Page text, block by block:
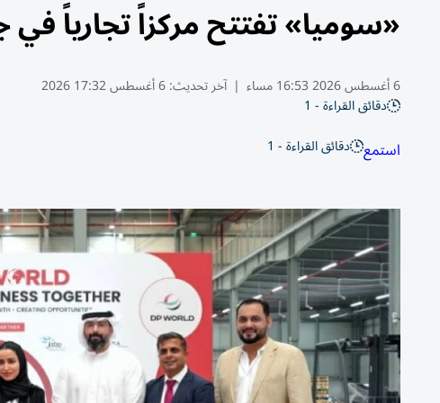
«سوميا» تفتتح مركزاً تجارياً في جافزا
6 أغسطس 2026 16:53 مساء | آخر تحديث:6 أغسطس 17:32 2026
دقائق القراءة - 1
استمع دقائق القراءة - 1